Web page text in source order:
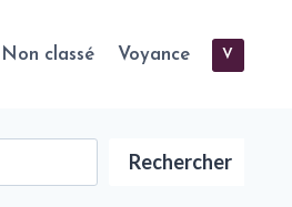
Non classé Voyance V
Rechercher